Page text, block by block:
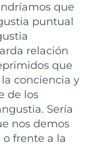
que
puntual
relación
que
conciencia y
de los
Sería
nos demos
frente a la